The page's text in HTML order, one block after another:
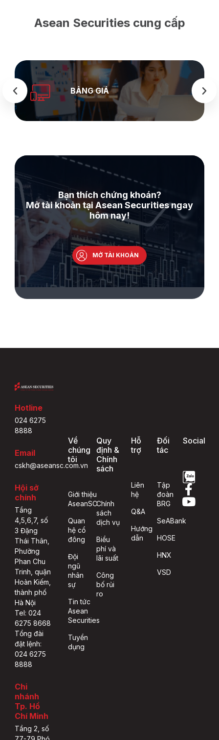
Asean Securities cung cấp
BẢNG GIÁ
Bạn thích chứng khoán?
Mở tài khoản tại Asean Securities ngay
hôm nay!
MỞ TÀI KHOẢN
Hotline
024 6275
8888
Email
cskh@aseansc.com.vn
Hội sở
chính
Tầng
4,5,6,7, số
3 Đặng
Thái Thân,
Phường
Phan Chu
Trinh, quận
Hoàn Kiếm,
thành phố
Hà Nội
Tel: 024
6275 8668
Tổng đài
đặt lệnh:
024 6275
8888
Chi
nhánh
Tp. Hồ
Chí Minh
Tầng 2, số
Về
chúng
tôi
Giới thiệu
AseanSC
Quan
hệ cổ
đông
Đội
ngũ
nhân
sự
Tin tức
Asean
Securities
Tuyển
dụng
Quy
định &
Chính
sách
Chính
sách
dịch vụ
Biểu
phí và
lãi suất
Công
bố rủi
ro
Hỗ
trợ
Liên
hệ
Q&A
Hướng
dẫn
Đối
tác
Tập
đoàn
BRG
SeABank
HOSE
HNX
VSD
Social